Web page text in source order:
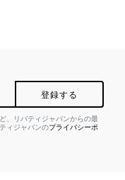
登録する
、リバティジャパンからの最
ィジャパンのプライバシーポ